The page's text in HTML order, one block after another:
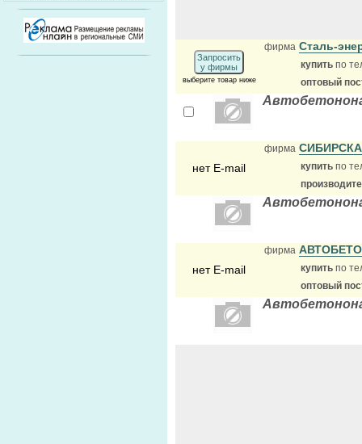
Запросить
у фирмы
выберите товар ниже
фирма Сталь-
купить по
оптовый
нет E-mail
фирма
купить по
нет E-mail
фирма
купить по
оптовый